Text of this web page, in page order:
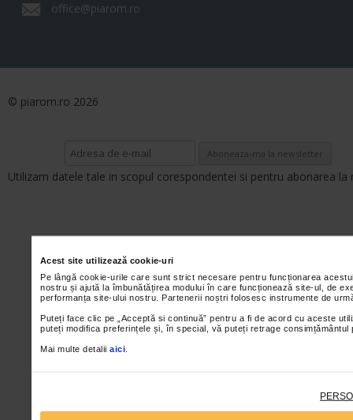
Acest site utilizează cookie-uri
Pe lângă cookie-urile care sunt strict necesare pentru funcționarea
nostru și ajută la îmbunătățirea modului în care funcționează site-ul, de
performanța site-ului nostru. Partenerii noștri folosesc instrumente de
Puteți face clic pe „Acceptă si continuă” pentru a fi de acord cu aceste
puteți modifica preferințele și, în special, vă puteți retrage
Mai multe detalii aici
office@piarom.ro
© piarom.ro 2026
Utilizam datele tale in scopul corespondentei si pentru abonarea